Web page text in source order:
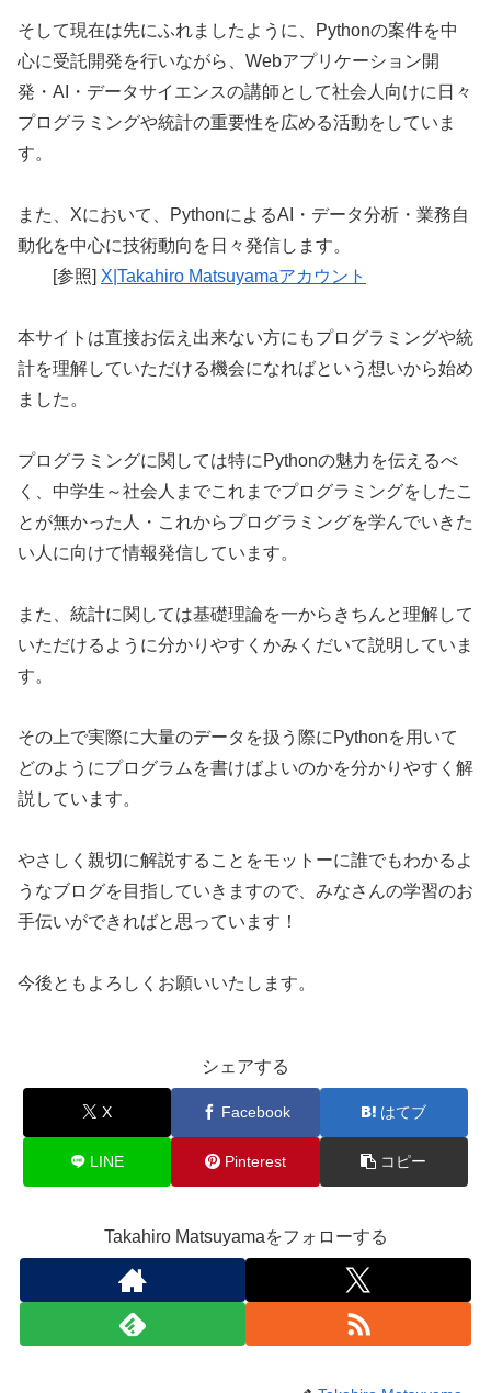
そして現在は先にふれましたように、Pythonの案件を中
心に受託開発を行いながら、Webアプリケーション開
発・AI・データサイエンスの講師として社会人向けに日々
プログラミングや統計の重要性を広める活動をしていま
す。
また、Xにおいて、PythonによるAI・データ分析・業務自
動化を中心に技術動向を日々発信します。
[参照] X|Takahiro Matsuyamaアカウント
本サイトは直接お伝え出来ない方にもプログラミングや統
計を理解していただける機会になればという想いから始め
ました。
プログラミングに関しては特にPythonの魅力を伝えるべ
く、中学生～社会人までこれまでプログラミングをしたこ
とが無かった人・これからプログラミングを学んでいきた
い人に向けて情報発信しています。
また、統計に関しては基礎理論を一からきちんと理解して
いただけるように分かりやすくかみくだいて説明していま
す。
その上で実際に大量のデータを扱う際にPythonを用いて
どのようにプログラムを書けばよいのかを分かりやすく解
説しています。
やさしく親切に解説することをモットーに誰でもわかるよ
うなブログを目指していきますので、みなさんの学習のお
手伝いができればと思っています！
今後ともよろしくお願いいたします。
シェアする
X Facebook はてブ
LINE Pinterest コピー
Takahiro Matsuyamaをフォローする